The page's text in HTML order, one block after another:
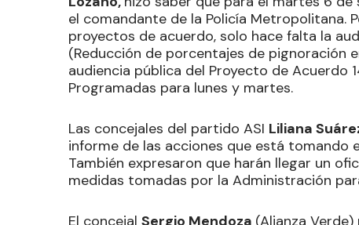
el comandante de la Policía Metropolitana.
proyectos de acuerdo, solo hace falta la
(Reducción de porcentajes de pignoración
audiencia pública del Proyecto de Acuerdo
Programadas para lunes y martes.
Las concejales del partido ASI Liliana
informe de las acciones que está
También expresaron que harán llegar un
medidas tomadas por la Administración
El concejal Sergio Mendoza (Alianza